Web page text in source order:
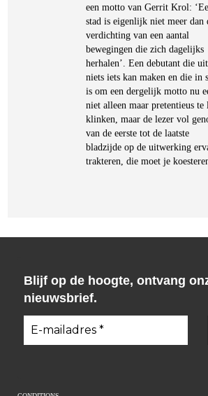
een motto van Gerrit Krol:
stad is eigenlijk niet meer dan
verdichting van een aantal
bewegingen die zich dagelijks
herhalen’. Een debutant die uit
niets iets kan maken en die in
is om een dergelijk motto nu
niet alleen maar pretentieus te
klinken, maar de lezer vol
van de eerste tot de laatste
bladzijde op de uitwerking
trakteren, die moet je
Blijf op de hoogte, ontvang
nieuwsbrief.